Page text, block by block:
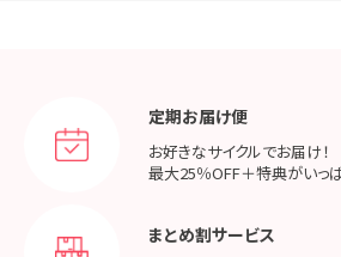
定期お届け便
お好きなサイクルでお届け！
最大25％OFF＋特典がいっ
まとめ割サービス